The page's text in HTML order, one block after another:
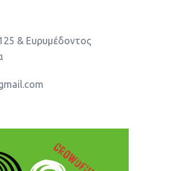
& Ευρυμέδοντος